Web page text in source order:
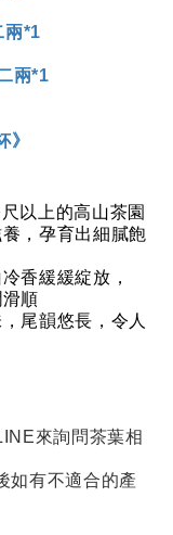
兩*1
兩*1
》
以上的高山茶園
，孕育出細膩飽
香緩緩綻放，
順
尾韻悠長，令人
來詢問茶葉相
如有不適合的產